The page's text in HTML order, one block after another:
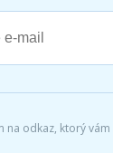
odkaz, ktorý vám